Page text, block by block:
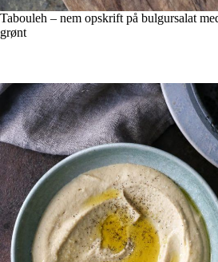
Tabouleh – nem opskrift på bulgursalat
grønt